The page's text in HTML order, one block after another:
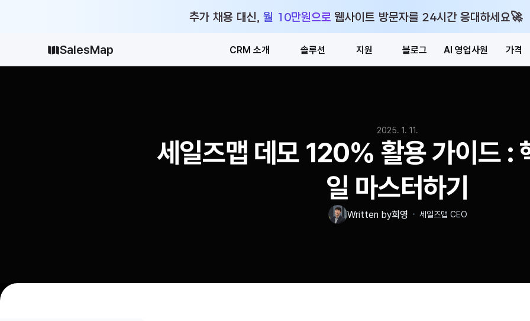
추가 채용 대신, 월 10만원으로 웹사이트 방문자를 24시간 응대하세요🚀
SalesMap CRM 소개 솔루션 지원 블로그 AI 영업사원 가격
2025. 1. 11.
세일즈맵 데모 120% 활용 가이드 :
일 마스터하기
Written by희영 ・ 세일즈맵 CEO